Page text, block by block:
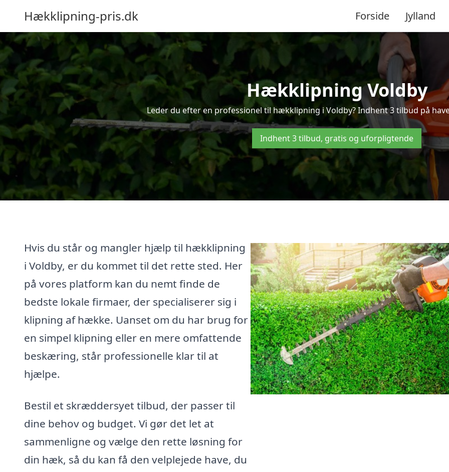
Hækklipning-pris.dk Forside Jylland
Hækklipning Voldby
Leder du efter en professionel til hækklipning i Voldby? Indhent 3 tilbud på
Indhent 3 tilbud, gratis og uforpligtende
Hvis du står og mangler hjælp til hækklipning
i Voldby, er du kommet til det rette sted. Her
på vores platform kan du nemt finde de
bedste lokale firmaer, der specialiserer sig i
klipning af hække. Uanset om du har brug for
en simpel klipning eller en mere omfattende
beskæring, står professionelle klar til at
hjælpe.
Bestil et skræddersyet tilbud, der passer til
dine behov og budget. Vi gør det let at
sammenligne og vælge den rette løsning for
din hæk, så du kan få den velplejede have, du